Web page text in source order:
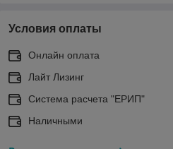
Условия оплаты
Онлайн оплата
Лайт Лизинг
Система расчета "ЕРИП"
Наличными